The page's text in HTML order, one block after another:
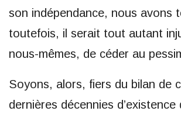
son indépendance, nous avons
toutefois, il serait tout autant
nous-mêmes, de céder au
Soyons, alors, fiers du bilan de
dernières décennies